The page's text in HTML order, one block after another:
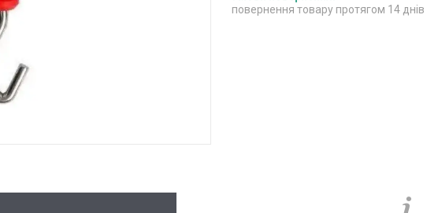
повернення товару протягом 14 днів